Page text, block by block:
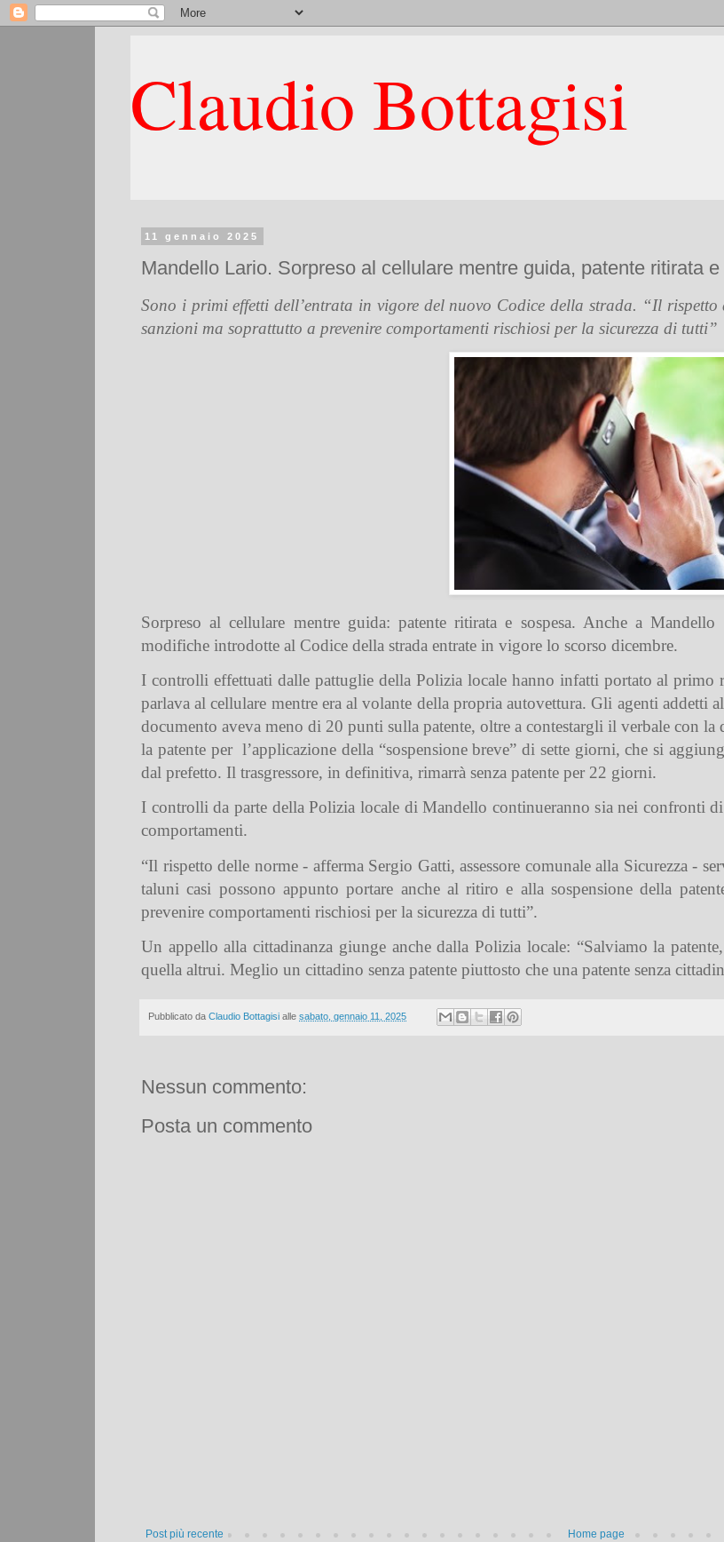
Claudio Bottagisi
11 gennaio 2025
Mandello Lario. Sorpreso al cellulare mentre guida, patente ritirata
Sono i primi effetti dell’entrata in vigore del nuovo Codice della strada. “Il rispetto
sanzioni ma soprattutto a prevenire comportamenti rischiosi per la sicurezza di tutti”
Sorpreso al cellulare mentre guida: patente ritirata e sospesa. Anche a
modifiche introdotte al Codice della strada entrate in vigore lo scorso dicembre.
I controlli effettuati dalle pattuglie della Polizia locale hanno infatti portato al primo
parlava al cellulare mentre era al volante della propria autovettura. Gli agenti addetti
documento aveva meno di 20 punti sulla patente, oltre a contestargli il verbale con
la patente per l’applicazione della “sospensione breve” di sette giorni, che si
dal prefetto. Il trasgressore, in definitiva, rimarrà senza patente per 22 giorni.
I controlli da parte della Polizia locale di Mandello continueranno sia nei confronti
comportamenti.
“Il rispetto delle norme - afferma Sergio Gatti, assessore comunale alla Sicurezza -
taluni casi possono appunto portare anche al ritiro e alla sospensione della
prevenire comportamenti rischiosi per la sicurezza di tutti”.
Un appello alla cittadinanza giunge anche dalla Polizia locale: “Salviamo la
quella altrui. Meglio un cittadino senza patente piuttosto che una patente senza
Pubblicato da Claudio Bottagisi alle sabato, gennaio 11, 2025
Nessun commento:
Posta un commento
Post più recente
Home page